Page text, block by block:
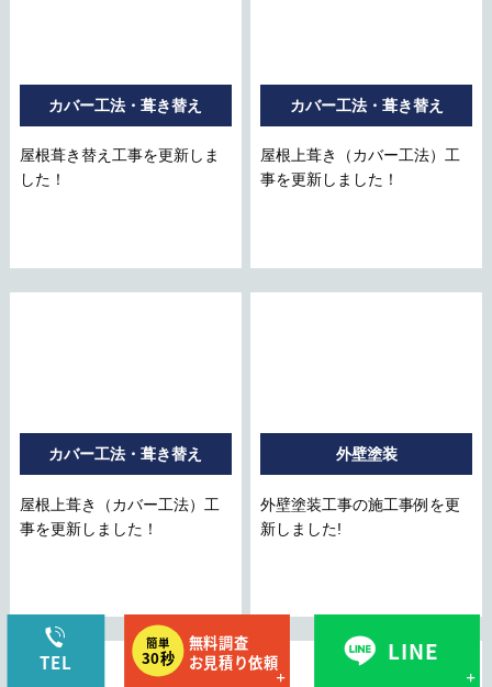
カバー工法・葺き替え
屋根葺き替え工事を更新しま
した！
カバー工法・葺き替え
屋根上葺き（カバー工法）工
事を更新しました！
カバー工法・葺き替え
屋根上葺き（カバー工法）工
事を更新しました！
外壁塗装
外壁塗装工事の施工事例を更
新しました!